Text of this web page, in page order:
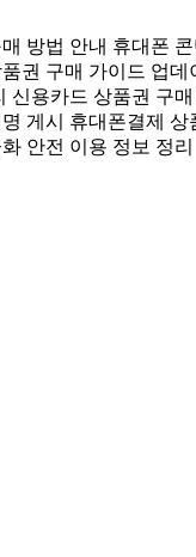
방법 안내 휴대폰
권 구매 가이드 업데
신용카드 상품권 구
게시
휴대폰결제 상
안전 이용 정보 정리